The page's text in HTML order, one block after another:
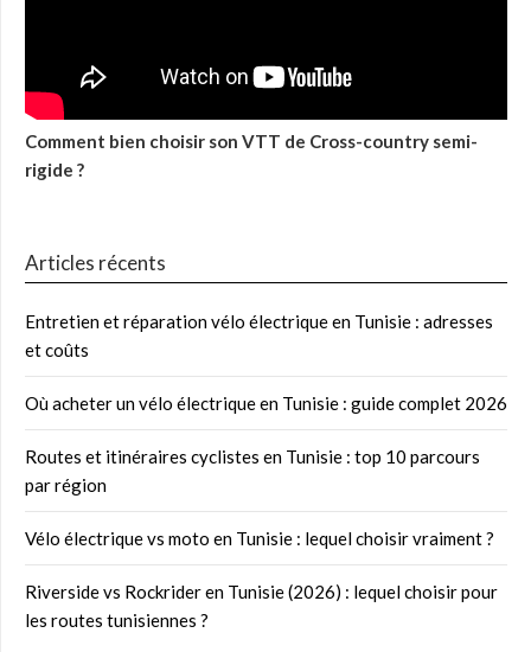
Comment bien choisir son VTT de Cross-country semi-
rigide ?
Articles récents
Entretien et réparation vélo électrique en Tunisie : adresses
et coûts
Où acheter un vélo électrique en Tunisie : guide complet 2026
Routes et itinéraires cyclistes en Tunisie : top 10 parcours
par région
Vélo électrique vs moto en Tunisie : lequel choisir vraiment ?
Riverside vs Rockrider en Tunisie (2026) : lequel choisir pour
les routes tunisiennes ?